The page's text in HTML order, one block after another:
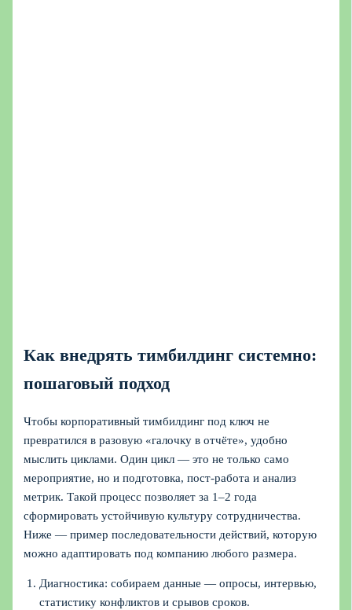
Как внедрять тимбилдинг системно:
пошаговый подход
Чтобы корпоративный тимбилдинг под ключ не
превратился в разовую «галочку в отчёте», удобно
мыслить циклами. Один цикл — это не только само
мероприятие, но и подготовка, пост-работа и анализ
метрик. Такой процесс позволяет за 1–2 года
сформировать устойчивую культуру сотрудничества.
Ниже — пример последовательности действий, которую
можно адаптировать под компанию любого размера.
Диагностика: собираем данные — опросы, интервью,
статистику конфликтов и срывов сроков.